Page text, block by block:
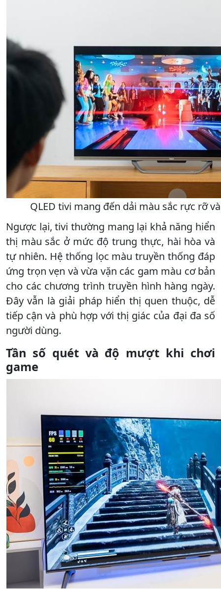
QLED tivi mang đến dải màu sắc rực rỡ
Ngược lại, tivi thường mang lại khả năng hiển
thị màu sắc ở mức độ trung thực, hài hòa và
tự nhiên. Hệ thống lọc màu truyền thống đáp
ứng trọn vẹn và vừa vặn các gam màu cơ bản
cho các chương trình truyền hình hàng ngày.
Đây vẫn là giải pháp hiển thị quen thuộc, dễ
tiếp cận và phù hợp với thị giác của đại đa số
người dùng.
Tần số quét và độ mượt khi chơi
game